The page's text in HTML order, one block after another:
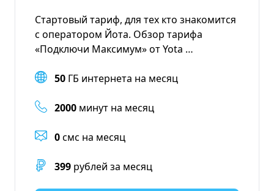
Стартовый тариф, для тех кто знакомится
с оператором Йота. Обзор тарифа
«Подключи Максимум» от Yota …
50 ГБ интернета на месяц
2000 минут на месяц
0смс на месяц
399 рублей за месяц